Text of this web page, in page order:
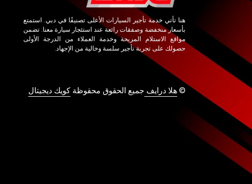
هنا تأتي خدمة تأجير السيارات الأعلى تصنيفًا في دبي. استمتع
بأسعار منخفضة وصفقات رائعة عند استئجار سيارة معنا. تضمن
مواقع الاستلام المريحة وخدمة العملاء من الدرجة الأولى
حصولك على تجربة تأجير سلسة وخالية من الإجهاد.
©هلا درايف جميع الحقوق محقوظةكويك ديجيتال